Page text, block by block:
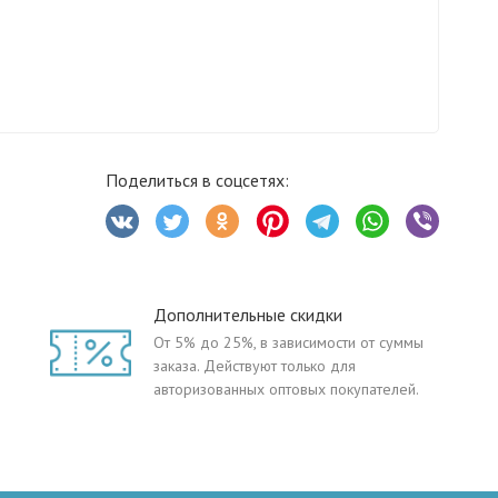
Поделиться в соцсетях:
Дополнительные скидки
От 5% до 25%, в зависимости от суммы
заказа. Действуют только для
авторизованных оптовых покупателей.